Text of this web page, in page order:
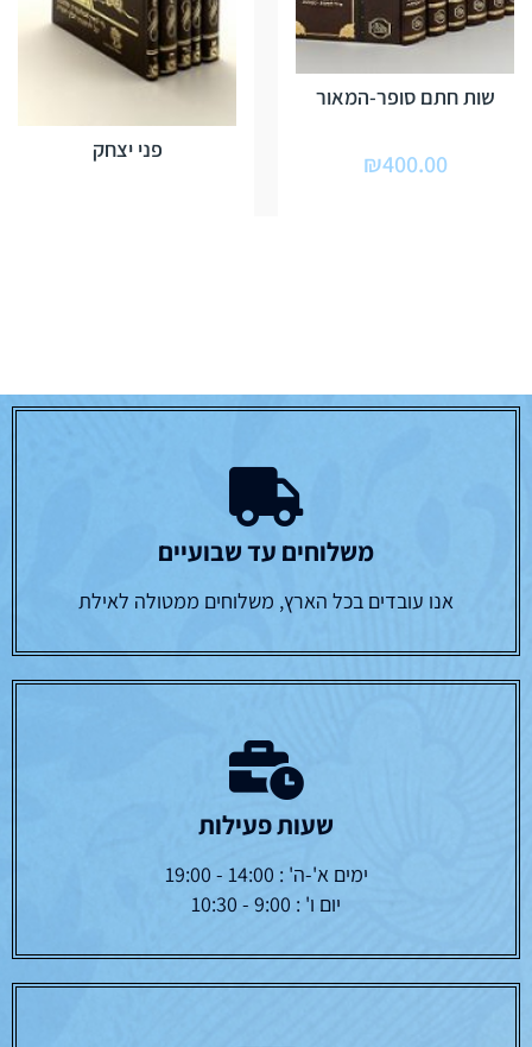
שות חתם סופר-המאור
₪400.00 פני יצחק
משלוחים עד שבועיים
אנו עובדים בכל הארץ, משלוחים ממטולה לאילת
שעות פעילות
ימים א'-ה' : 14:00 - 19:00
יום ו' : 9:00 - 10:30